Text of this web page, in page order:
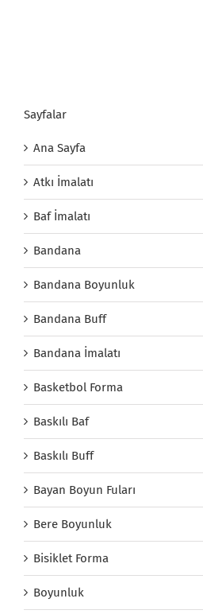
Sayfalar
Ana Sayfa
Atkı İmalatı
Baf İmalatı
Bandana
Bandana Boyunluk
Bandana Buff
Bandana İmalatı
Basketbol Forma
Baskılı Baf
Baskılı Buff
Bayan Boyun Fuları
Bere Boyunluk
Bisiklet Forma
Boyunluk